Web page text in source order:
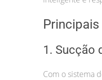
1. Sucção
Com o sistema